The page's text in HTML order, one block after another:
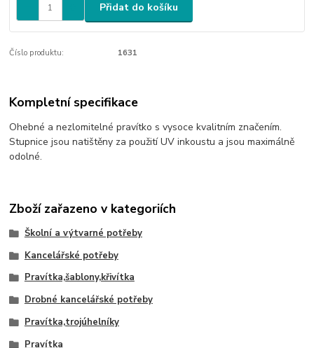
Přidat do košíku
Číslo produktu: 1631
Kompletní specifikace
Ohebné a nezlomitelné pravítko s vysoce kvalitním značením.
Stupnice jsou natištěny za použití UV inkoustu a jsou maximálně
odolné.
Zboží zařazeno v kategoriích
Školní a výtvarné potřeby
Kancelářské potřeby
Pravítka,šablony,křivítka
Drobné kancelářské potřeby
Pravítka,trojúhelníky
Pravítka